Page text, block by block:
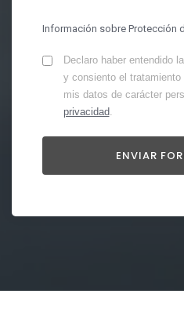
Información sobre Protección
Declaro haber entendido
y consiento el
mis datos de carácter
privacidad.